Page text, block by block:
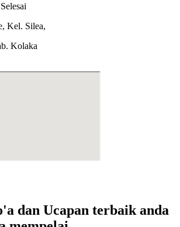
Kel. Silea,
Kolaka
dan Ucapan terbaik anda